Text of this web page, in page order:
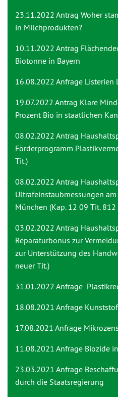
23.11.2022 Antrag Woher
in Milchprodukten?
10.11.2022 Antrag
Biotonne in Bayern
16.08.2022 Anfrage Listerien
19.07.2022 Antrag Klare
Prozent Bio in staatlichen
08.02.2022 Antrag
Förderprogramm
Tit.)
08.02.2022 Antrag
Ultrafeinstaubmessungen
München (Kap. 12 09 Tit. 812
03.02.2022 Antrag
Reparaturbonus zur
zur Unterstützung des
neuer Tit.)
31.01.2022 Anfrage
18.08.2021 Anfrage
17.08.2021 Anfrage
11.08.2021 Anfrage Biozide
23.03.2021 Anfrage
durch die Staatsregierung